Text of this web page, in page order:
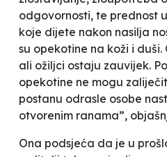
odgovornosti, te prednost
koje dijete nakon nasilja
su opekotine na koži i
ali ožiljci ostaju zauvijek.
opekotine ne mogu
postanu odrasle osobe
otvorenim ranama”,
Ona podsjeća da je u